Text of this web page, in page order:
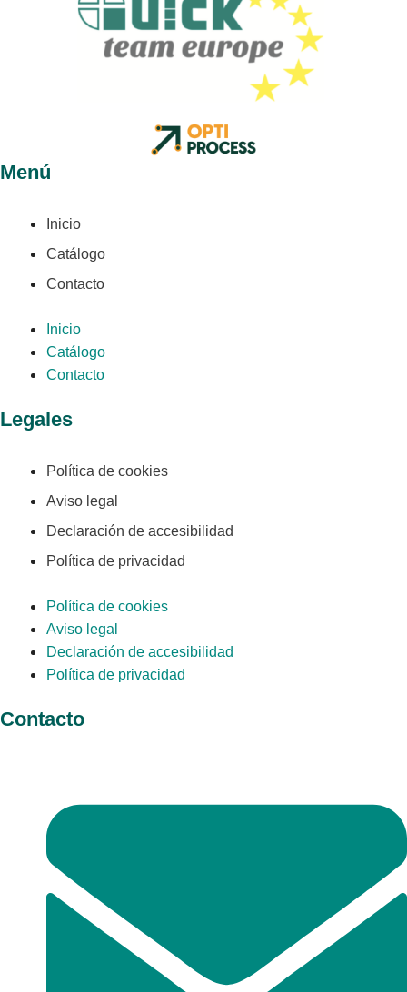
Menú
Inicio
Catálogo
Contacto
Inicio
Catálogo
Contacto
Legales
Política de cookies
Aviso legal
Declaración de accesibilidad
Política de privacidad
Política de cookies
Aviso legal
Declaración de accesibilidad
Política de privacidad
Contacto